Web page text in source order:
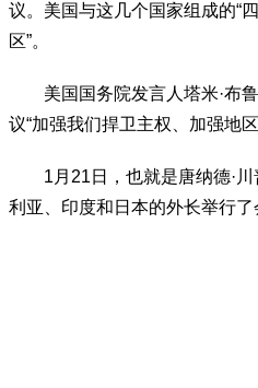
议。美国与这几个国家组成的“
区”。
美国国务院发言人塔米·布鲁
议“加强我们捍卫主权、加强地
1月21日，也就是唐纳德·川
利亚、印度和日本的外长举行了